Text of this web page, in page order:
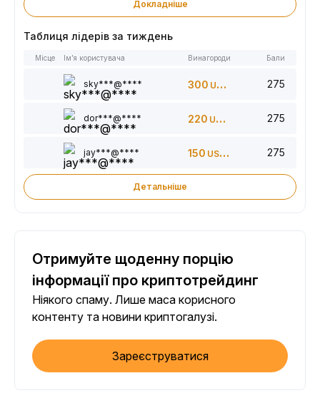
Докладніше
Таблиця лідерів за тиждень
Місце Ім’я користувача Винагороди Бали
sky***@**** 300 USDT 275
dor***@**** 220 USDT 275
jay***@**** 150 USDT 275
Детальніше
Отримуйте щоденну порцію
інформації про криптотрейдинг
Ніякого спаму. Лише маса корисного
контенту та новини криптогалузі.
Зареєструватися